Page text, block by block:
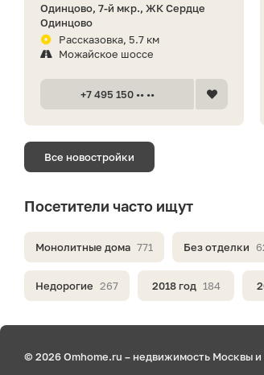
Одинцово, 7-й мкр., ЖК Сердце
Одинцово
Рассказовка, 5.7 км
Можайское шоссе
+7 495 150 •• ••
Все новостройки
Посетители часто ищут
Монолитные дома 771 Без отделки
Недорогие 267 2018 год 184
© 2026 Omhome.ru – недвижимость Москвы